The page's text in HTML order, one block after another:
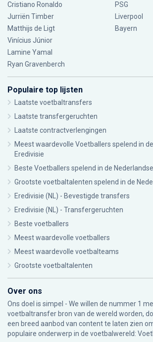
Cristiano Ronaldo
Jurriën Timber
Matthijs de Ligt
Vinícius Júnior
Lamine Yamal
Ryan Gravenberch
PSG
Liverpool
Bayern
Populaire top lijsten
Laatste voetbaltransfers
Laatste transfergeruchten
Laatste contractverlengingen
Meest waardevolle Voetballers spelend in
Eredivisie
Beste Voetballers spelend in de
Grootste voetbaltalenten spelend in de
Eredivisie (NL) - Bevestigde transfers
Eredivisie (NL) - Transfergeruchten
Beste voetballers
Meest waardevolle voetballers
Meest waardevolle voetbalteams
Grootste voetbaltalenten
Over ons
Ons doel is simpel - We willen de nummer 1
voetbaltransfer bron van de wereld worden,
een breed aanbod van content te laten zien
populaire onderwerp in de voetbalwereld: